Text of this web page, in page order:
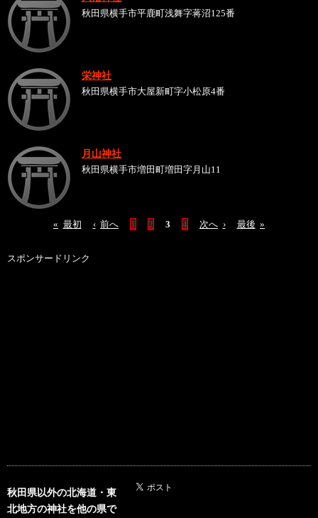
秋田県横手市平鹿町浅舞字蒋沼125番
栄神社
秋田県横手市大屋新町字小松原4番
月山神社
秋田県横手市増田町増田字月山11
« 最初 ‹ 前へ 1 2 3 4 次へ › 最後 »
スポンサードリンク
秋田県以外の北海道・東
北地方の神社を他の県で